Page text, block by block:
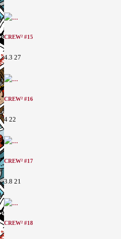
CREW² #15
4.3 27
CREW² #16
4 22
CREW² #17
3.8 21
CREW² #18